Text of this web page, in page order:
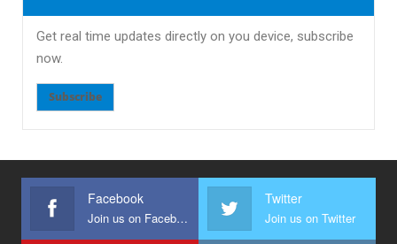
Get real time updates directly on you device, subscribe
now.
Subscribe
Facebook
Join us on Facebook
Twitter
Join us on Twitter